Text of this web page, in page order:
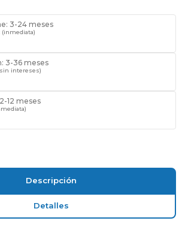
3-24 meses
(inmediata)
3-36 meses
intereses)
12 meses
Descripción
Detalles